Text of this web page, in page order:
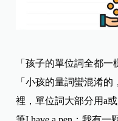
「孩子的單位詞全都
「小孩的量詞蠻混淆
裡，單位詞大部分用a